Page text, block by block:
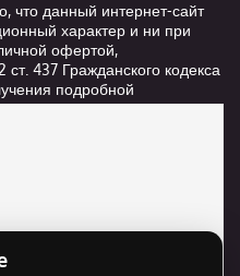
данный интернет-сайт
характер и ни при
офертой,
437 Гражданского кодекса
подробной
выполнения услуг,
нужно разрешить